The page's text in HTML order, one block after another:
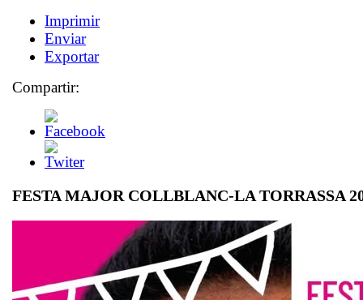
Imprimir
Enviar
Exportar
Compartir:
FESTA MAJOR COLLBLANC-LA TORRASSA